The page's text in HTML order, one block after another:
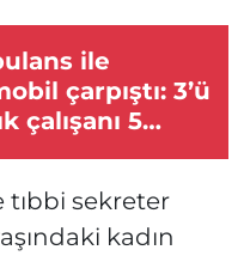
ile
çarpıştı: 3’ü
çalışanı 5
tıbbi sekreter
kadın